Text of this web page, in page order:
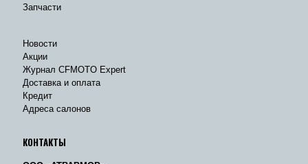
Запчасти
Новости
Акции
Журнал CFMOTO Expert
Доставка и оплата
Кредит
Адреса салонов
КОНТАКТЫ